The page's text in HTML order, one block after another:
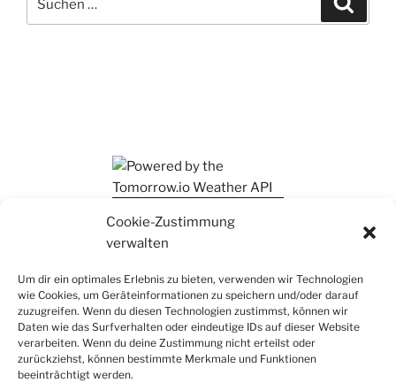
Cookie-Zustimmung
verwalten
Um dir ein optimales Erlebnis zu bieten, verwenden wir Technologien
wie Cookies, um Geräteinformationen zu speichern und/oder darauf
zuzugreifen. Wenn du diesen Technologien zustimmst, können wir
Daten wie das Surfverhalten oder eindeutige IDs auf dieser Website
verarbeiten. Wenn du deine Zustimmung nicht erteilst oder
zurückziehst, können bestimmte Merkmale und Funktionen
beeinträchtigt werden.
nach: